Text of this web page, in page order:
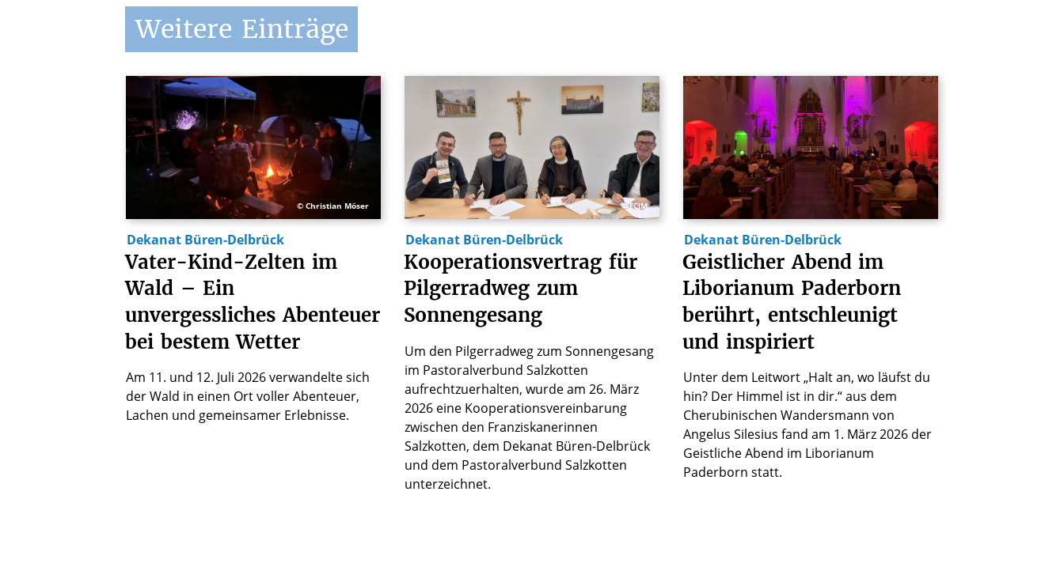
Weitere Einträge
© Christian Möser
Dekanat Büren-Delbrück
Vater-Kind-Zelten im
Wald – Ein
unvergessliches Abenteuer
bei bestem Wetter
Am 11. und 12. Juli 2026 verwandelte sich
der Wald in einen Ort voller Abenteuer,
Lachen und gemeinsamer Erlebnisse.
© FCJM
Dekanat Büren-Delbrück
Kooperationsvertrag für
Pilgerradweg zum
Sonnengesang
Um den Pilgerradweg zum Sonnengesang
im Pastoralverbund Salzkotten
aufrechtzuerhalten, wurde am 26. März
2026 eine Kooperationsvereinbarung
zwischen den Franziskanerinnen
Salzkotten, dem Dekanat Büren-Delbrück
und dem Pastoralverbund Salzkotten
unterzeichnet.
Dekanat Büren-Delbrück
Geistlicher Abend im
Liborianum Paderborn
berührt, entschleunigt
und inspiriert
Unter dem Leitwort „Halt an, wo läufst du
hin? Der Himmel ist in dir.“ aus dem
Cherubinischen Wandersmann von
Angelus Silesius fand am 1. März 2026 der
Geistliche Abend im Liborianum
Paderborn statt.